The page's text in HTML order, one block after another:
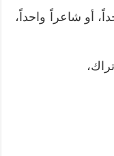
أو شاعراً واحداً،